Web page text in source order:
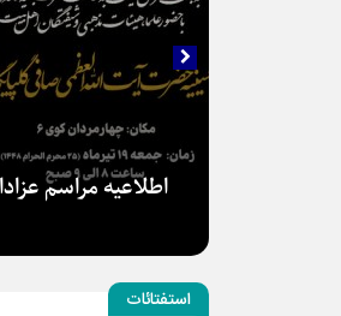
اطلاعیه مراسم
استفتائات